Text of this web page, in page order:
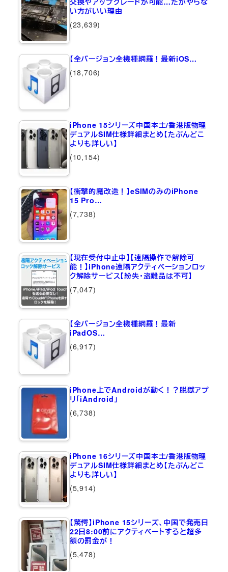
い方がいい理由
(23,639)
【全バージョン全機種網羅！最新iOS…
(18,706)
iPhone 15シリーズ中国本土/香港版物理
デュアルSIM仕様詳細まとめ【たぶんどこ
よりも詳しい】
(10,154)
【衝撃的魔改造！】eSIMのみのiPhone
15 Pro…
(7,738)
【現在受付中止中】【遠隔操作で解除可
能！】iPhone遠隔アクティベーションロッ
ク解除サービス【紛失・盗難品は不可】
(7,047)
【全バージョン全機種網羅！最新
iPadOS…
(6,917)
iPhone上でAndroidが動く！？脱獄アプ
リ「iAndroid」
(6,738)
iPhone 16シリーズ中国本土/香港版物理
デュアルSIM仕様詳細まとめ【たぶんどこ
よりも詳しい】
(5,914)
【驚愕】iPhone 15シリーズ、中国で発売日
22日8:00前にアクティベートすると超多
額の罰金が！
(5,478)